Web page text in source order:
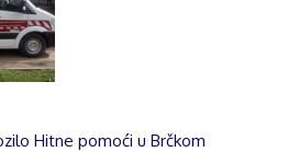
Hitne pomoći u Brčkom